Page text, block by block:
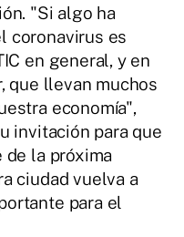
"Si algo ha
coronavirus es
en general, y en
que llevan muchos
economía",
invitación para que
de la próxima
ciudad vuelva a
para el